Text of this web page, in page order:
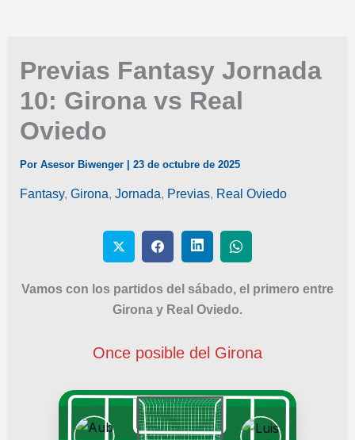
Previas Fantasy Jornada
10: Girona vs Real
Oviedo
Por Asesor Biwenger 23 de octubre de 2025
Fantasy, Girona, Jornada, Previas, Real Oviedo
Vamos con los partidos del sábado, el primero entre
Girona y Real Oviedo.
Once posible del Girona